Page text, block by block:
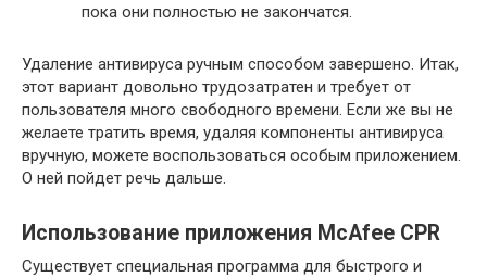
пока они полностью не закончатся.
Удаление антивируса ручным способом завершено. Итак,
этот вариант довольно трудозатратен и требует от
пользователя много свободного времени. Если же вы не
желаете тратить время, удаляя компоненты антивируса
вручную, можете воспользоваться особым приложением.
О ней пойдет речь дальше.
Использование приложения McAfee CPR
Существует специальная программа для быстрого и